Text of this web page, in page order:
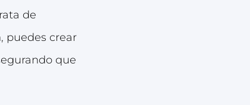
de
puedes crear
que